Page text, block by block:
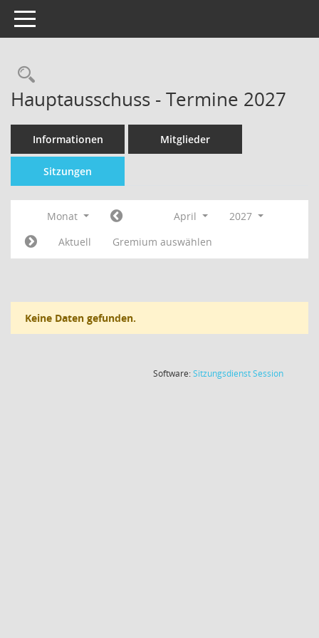
Toggle navigation
Hauptausschuss - Termine 2027
Informationen Mitglieder
Sitzungen
Monat April
2027
Aktuell
Gremium auswählen
Keine Daten gefunden.
Software:SitzungsdienstSession(Wird in